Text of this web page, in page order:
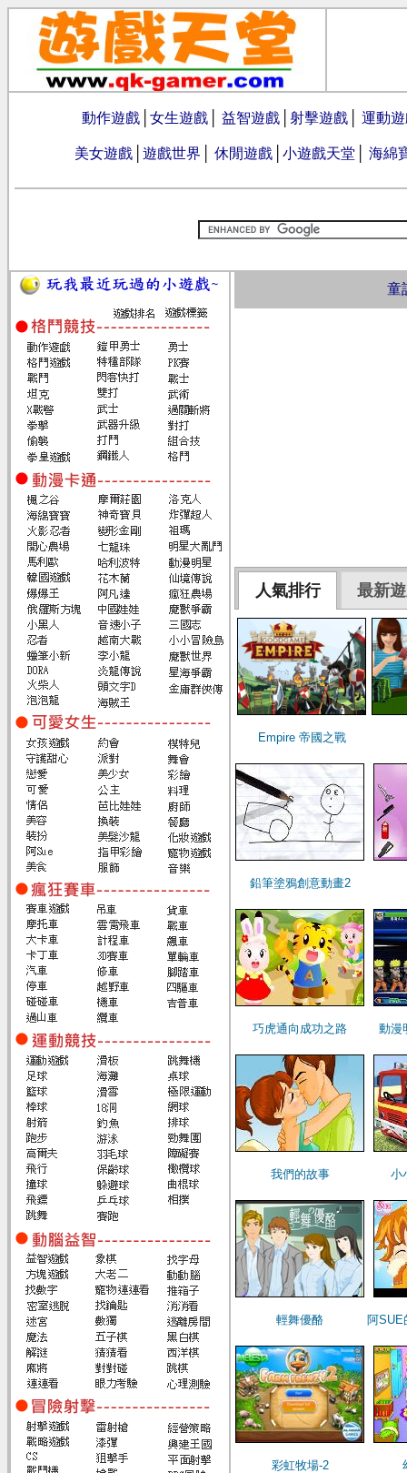
動作遊戲 女生遊戲 益智遊戲 射擊遊戲 運動
美女遊戲 遊戲世界 休閒遊戲 小遊戲天堂 海綿
童
人氣排行 最新
Empire 帝國之戰
鉛筆塗鴉創意動畫2
巧虎通向成功之路 動漫
我們的故事 小
輕舞優酪 阿SUE
彩虹牧場-2